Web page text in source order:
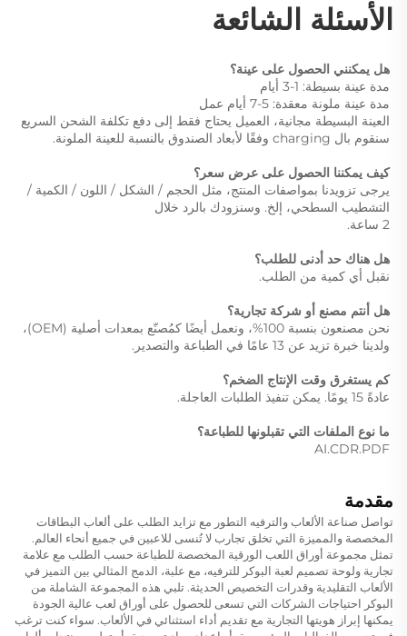
الأسئلة الشائعة
هل يمكنني الحصول على عينة؟
مدة عينة بسيطة: 1-3 أيام
مدة عينة ملونة معقدة: 5-7 أيام عمل
العينة البسيطة مجانية، العميل يحتاج فقط إلى دفع تكلفة الشحن السريع
سنقوم بال charging وفقًا لأبعاد الصندوق بالنسبة للعينة الملونة.
كيف يمكننا الحصول على عرض سعر؟
التشطيب السطحي، إلخ. وسنزودك بالرد خلال
2 ساعة.
هل هناك حد أدنى للطلب؟
نقبل أي كمية من الطلب.
هل أنتم مصنع أو شركة تجارية؟
ولدينا خبرة تزيد عن 13 عامًا في الطباعة والتصدير.
كم يستغرق وقت الإنتاج الضخم؟
عادةً 15 يومًا. يمكن تنفيذ الطلبات العاجلة.
ما نوع الملفات التي تقبلونها للطباعة؟
AI.CDR.PDF
مقدمة
تواصل صناعة الألعاب والترفيه التطور مع تزايد الطلب على ألعاب البطاقات
المخصصة والمميزة التي تخلق تجارب لا تُنسى للاعبين في جميع أنحاء العالم.
تمثل مجموعة أوراق اللعب الورقية المخصصة للطباعة حسب الطلب مع علامة
تجارية ولوحة تصميم لعبة البوكر للترفيه، مع علبة، الدمج المثالي بين التميز في
الألعاب التقليدية وقدرات التخصيص الحديثة. تلبي هذه المجموعة الشاملة من
البوكر احتياجات الشركات التي تسعى للحصول على أوراق لعب عالية الجودة
يمكنها إبراز هويتها التجارية مع تقديم أداء استثنائي في الألعاب. سواء كنت ترغب